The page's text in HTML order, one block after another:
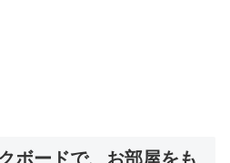
ボードで、お部屋をも